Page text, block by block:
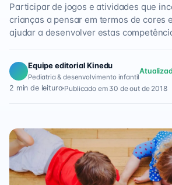
Participar de jogos e atividades que
crianças a pensar em termos de cores
ajudar a desenvolver estas
Equipe editorial Kinedu
Pediatria & desenvolvimento infantil
2 min de leitura Publicado em 30 de out de 2018